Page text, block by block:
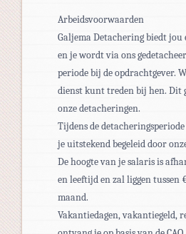
Arbeidsvoorwaarden
Galjema Detachering biedt jou
en je wordt via ons
periode bij de opdrachtgever.
dienst kunt treden bij hen. Dit
onze detacheringen.
Tijdens de
je uitstekend begeleid door
De hoogte van je salaris is
en leeftijd en zal liggen tussen
maand.
Vakantiedagen, vakantiegeld,